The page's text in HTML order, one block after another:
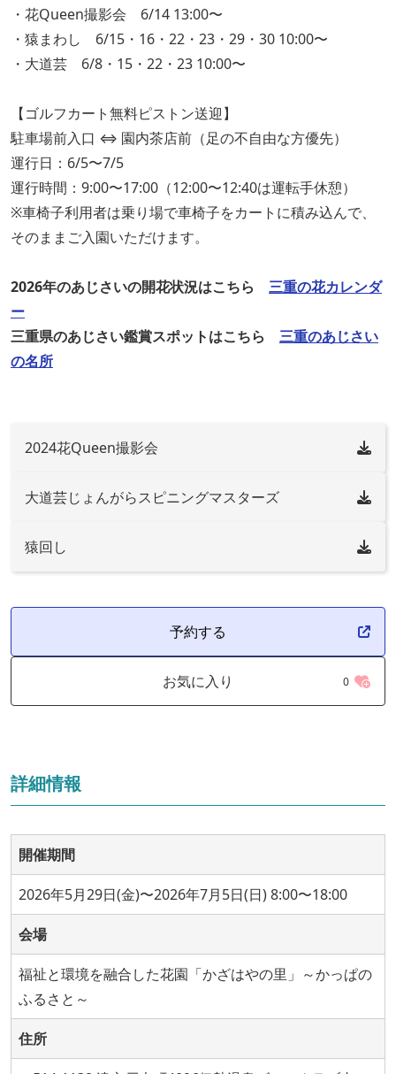
・花Queen撮影会 6/14 13:00〜
・猿まわし 6/15・16・22・23・29・30 10:00〜
・大道芸 6/8・15・22・23 10:00〜
【ゴルフカート無料ピストン送迎】
駐車場前入口 ⇔ 園内茶店前（足の不自由な方優先）
運行日：6/5〜7/5
運行時間：9:00〜17:00（12:00〜12:40は運転手休憩）
※車椅子利用者は乗り場で車椅子をカートに積み込んで、
そのままご入園いただけます。
2026年のあじさいの開花状況はこちら 三重の花カレンダ
ー
三重県のあじさい鑑賞スポットはこちら 三重のあじさい
の名所
2024花Queen撮影会
大道芸じょんがらスピニングマスターズ
猿回し
予約する
お気に入り 0
詳細情報
開催期間
2026年5月29日(金)〜2026年7月5日(日) 8:00〜18:00
会場
福祉と環境を融合した花園「かざはやの里」～かっぱの
ふるさと～
住所